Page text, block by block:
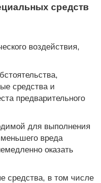
средств
воздействия,
средства и
предварительного
для выполнения
вреда
оказать
средства, в том числе